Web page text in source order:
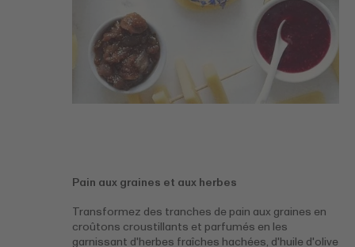
Pain aux graines et aux herbes
Transformez des tranches de pain aux graines en
croûtons croustillants et parfumés en les
garnissant d'herbes fraîches hachées, d'huile d'olive